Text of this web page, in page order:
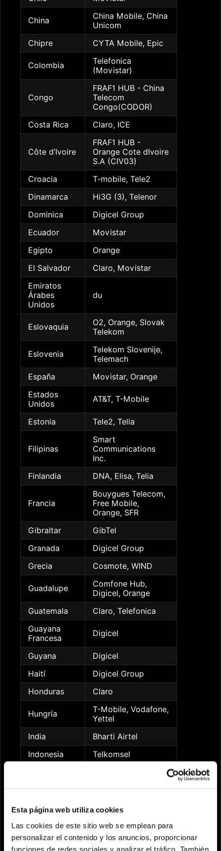
Esta página web utiliza cookies
Las cookies de este sitio web se emplean para
personalizar el contenido y los anuncios, proporcionar
funciones de redes sociales y analizar el tráfico. También
China
China Mobile, China
Unicom
Chipre
CYTA Mobile, Epic
Colombia
Telefonica
(Movistar)
Congo
FRAF1 HUB - China
Telecom
Congo(CODOR)
Costa Rica
Claro, ICE
Côte d’Ivoire
FRAF1 HUB -
Orange Cote dIvoire
S.A (CIV03)
Croacia
T-mobile, Tele2
Dinamarca
Hi3G (3), Telenor
Dominica
Digicel Group
Ecuador
Movistar
Egipto
Orange
El Salvador
Claro, Movistar
Emiratos
Árabes
Unidos
du
Eslovaquia
O2, Orange, Slovak
Telekom
Eslovenia
Telekom Slovenije,
Telemach
España
Movistar, Orange
Estados
Unidos
AT&T, T-Mobile
Estonia Tele2, Telia
Filipinas
Smart
Communications
Inc.
Finlandia
DNA, Elisa, Telia
Francia
Bouygues Telecom,
Free Mobile,
Orange, SFR
Gibraltar
GibTel
Granada
Digicel Group
Grecia
Cosmote, WIND
Guadalupe
Comfone Hub,
Digicel, Orange
Guatemala
Claro, Telefonica
Guayana
Francesa
Digicel
Guyana
Digicel
Haití
Digicel Group
Honduras
Claro
Hungría
T-Mobile, Vodafone,
Yettel
India
Bharti Airtel
Indonesia
Telkomsel
Irlanda
Hutchison (3),
Isla de Man
Manx Telecom